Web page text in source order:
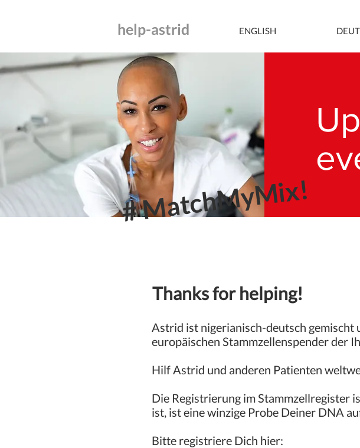
help-astrid ENGLISH
# MatchMyMix!
Thanks for helping!
Astrid ist nigerianisch-deutsch
europäischen Stammzellenspender der
Hilf Astrid und anderen Patienten
Die Registrierung im Stammzellregister
ist, ist eine winzige Probe Deiner DNA
Bitte registriere Dich hier: